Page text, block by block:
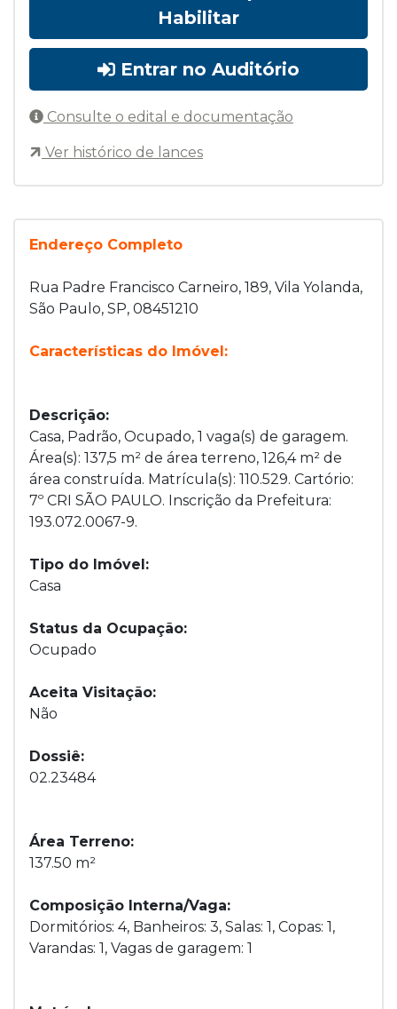
Endereço Completo
Rua Padre Francisco Carneiro, 189, Vila Yolanda,
São Paulo, SP, 08451210
Características do Imóvel:
Descrição:
Casa, Padrão, Ocupado, 1 vaga(s) de garagem.
Área(s): 137,5 m² de área terreno, 126,4 m² de
área construída. Matrícula(s): 110.529. Cartório:
7º CRI SÃO PAULO. Inscrição da Prefeitura:
193.072.0067-9.
Tipo do Imóvel:
Casa
Status da Ocupação:
Ocupado
Aceita Visitação:
Não
Dossiê:
02.23484
Área Terreno:
137.50 m²
Composição Interna/Vaga:
Dormitórios: 4, Banheiros: 3, Salas: 1, Copas: 1,
Varandas: 1, Vagas de garagem: 1
Habilitar
Entrar no Auditório
Consulte o edital e documentação
Ver histórico de lances